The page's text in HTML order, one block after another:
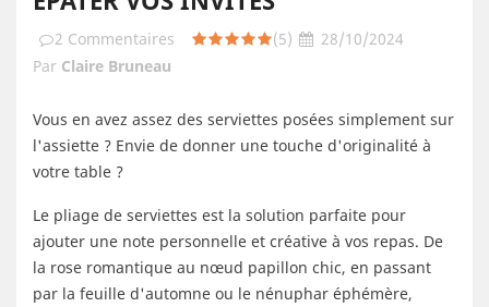
2 Commentaires (5)
28/10/2024
Par Claire Bruneau
Vous en avez assez des serviettes posées simplement sur
l'assiette ? Envie de donner une touche d'originalité à
votre table ?
Le pliage de serviettes est la solution parfaite pour
ajouter une note personnelle et créative à vos repas. De
la rose romantique au nœud papillon chic, en passant
par la feuille d'automne ou le nénuphar éphémère,